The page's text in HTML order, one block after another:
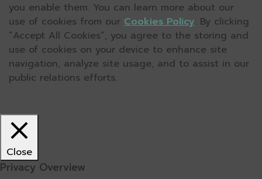
you enable them. You can learn more about our
use of cookies from our Cookies Policy. By clicking
“Accept All Cookies”, you agree to the storing and
use of cookies on your device to enhance site
navigation, analyze site usage, and to assist in our
public relations efforts.
Close
Privacy Overview